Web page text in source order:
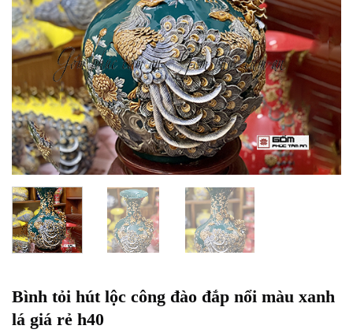
Bình tỏi hút lộc công đào đắp nổi màu xanh
lá giá rẻ h40